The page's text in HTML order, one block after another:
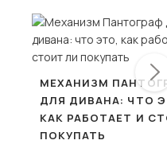
МЕХАНИЗМ
ДЛЯ ДИВАНА: ЧТО
КАК РАБОТАЕТ И
ПОКУПАТЬ